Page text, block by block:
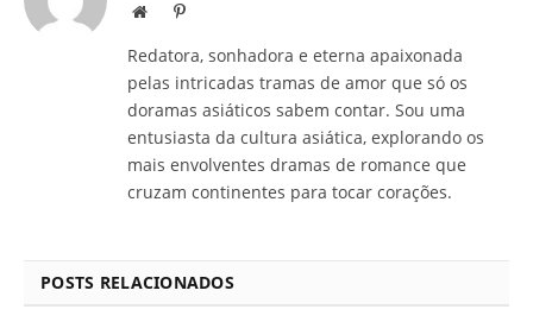
Site Pinterest
Redatora, sonhadora e eterna apaixonada
pelas intricadas tramas de amor que só os
doramas asiáticos sabem contar. Sou uma
entusiasta da cultura asiática, explorando os
mais envolventes dramas de romance que
cruzam continentes para tocar corações.
POSTS RELACIONADOS